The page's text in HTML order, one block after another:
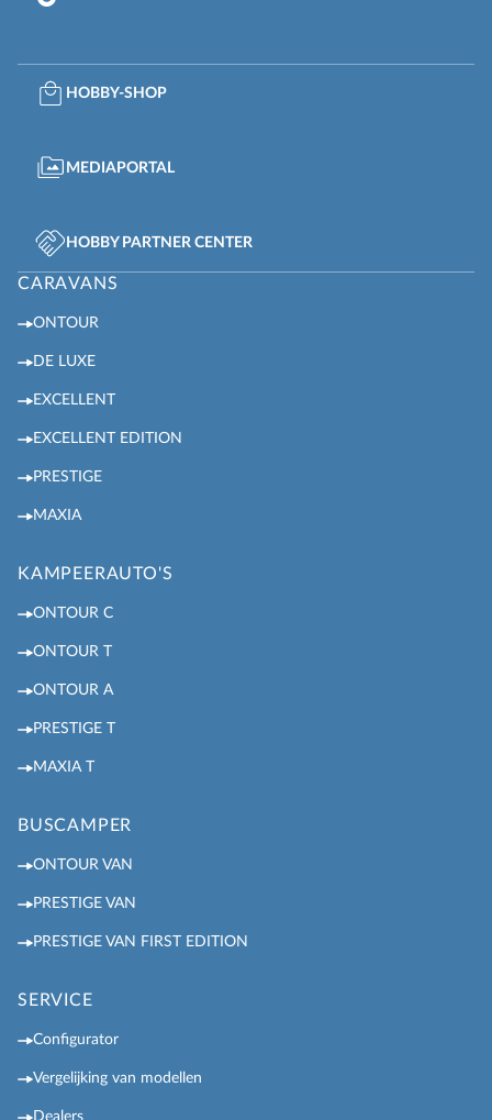
HOBBY-SHOP
MEDIAPORTAL
HOBBY PARTNER CENTER
CARAVANS
ONTOUR
DE LUXE
EXCELLENT
EXCELLENT EDITION
PRESTIGE
MAXIA
KAMPEERAUTO'S
ONTOUR C
ONTOUR T
ONTOUR A
PRESTIGE T
MAXIA T
BUSCAMPER
ONTOUR VAN
PRESTIGE VAN
PRESTIGE VAN FIRST EDITION
SERVICE
Configurator
Vergelijking van modellen